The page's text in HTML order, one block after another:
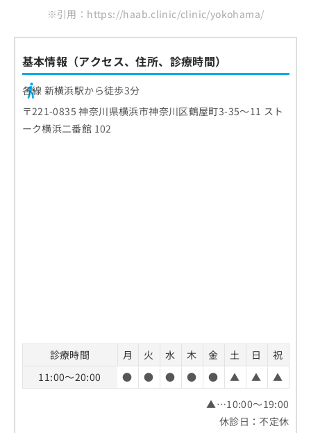
※引用：https://haab.clinic/clinic/yokohama/
基本情報（アクセス、住所、診療時間）
各線 新横浜駅から徒歩3分
〒221-0835 神奈川県横浜市神奈川区鶴屋町3-35～11 スト
ーク横浜二番館 102
診療時間 月 火 水 木 金 土 日
祝
11:00～20:00
● ● ● ● ● ▲ ▲
▲
▲…10:00～19:00
休診日：不定休